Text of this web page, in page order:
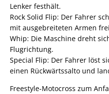
Lenker festhält.
Rock Solid Flip: Der Fahrer
mit ausgebreiteten Armen
Whip: Die Maschine dreht
Flugrichtung.
Special Flip: Der Fahrer löst
einen Rückwärtssalto und
Freestyle-Motocross zum